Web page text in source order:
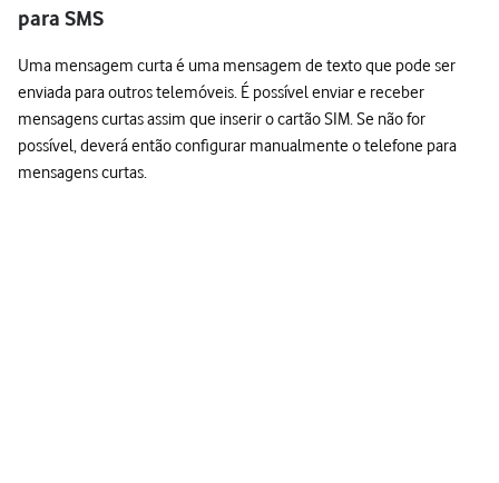
para SMS
Uma mensagem curta é uma mensagem de texto que pode ser
enviada para outros telemóveis. É possível enviar e receber
mensagens curtas assim que inserir o cartão SIM. Se não for
possível, deverá então configurar manualmente o telefone para
mensagens curtas.